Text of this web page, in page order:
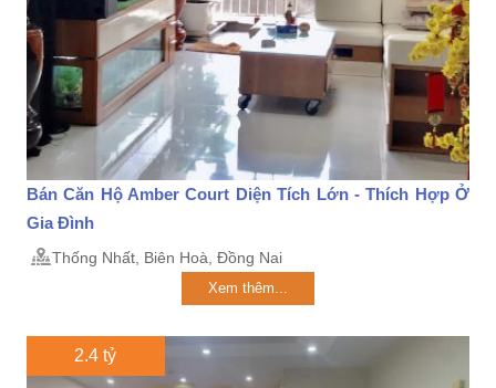
Bán Căn Hộ Amber Court Diện Tích Lớn - Thích Hợp Ở
Gia Đình
Thống Nhất, Biên Hoà, Đồng Nai
Xem thêm...
2.4 tỷ